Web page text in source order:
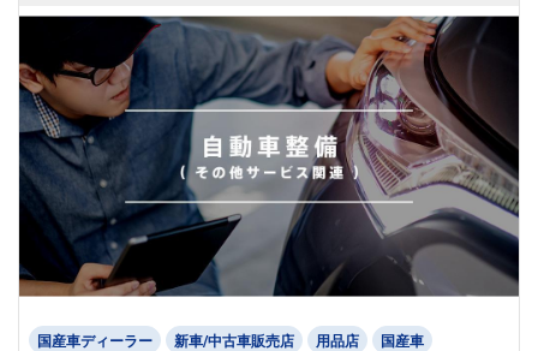
国産車ディーラー 新車/中古車販売店 用品店 国産車